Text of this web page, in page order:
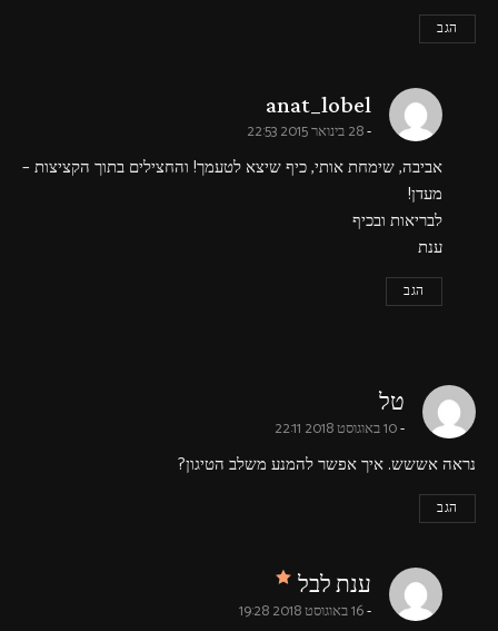
הגב
anat_lobel
28 בינואר 2015 22:53
אביבה, שימחת אותי, כיף שיצא לטעמך! והחצילים בתוך הקציצות –
מעדן!
לבריאות ובכיף
ענת
הגב
טלsays:
10 באוגוסט 2018 22:11
נראה אששש. איך אפשר להמנע משלב הטיגון?
הגב
ענת לבל says:
16 באוגוסט 2018 19:28